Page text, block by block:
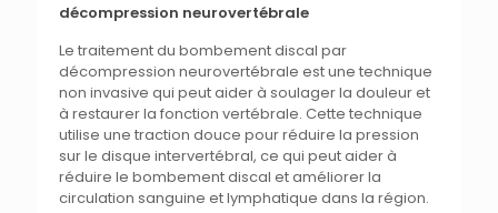
décompression neurovertébrale
Le traitement du bombement discal par
décompression neurovertébrale est une technique
non invasive qui peut aider à soulager la douleur et
à restaurer la fonction vertébrale. Cette technique
utilise une traction douce pour réduire la pression
sur le disque intervertébral, ce qui peut aider à
réduire le bombement discal et améliorer la
circulation sanguine et lymphatique dans la région.